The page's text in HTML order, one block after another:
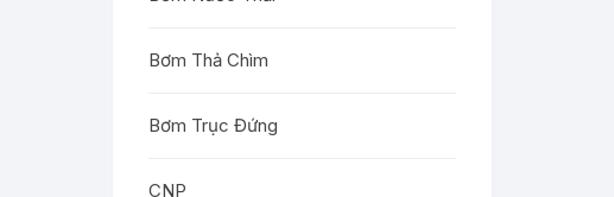
Bơm Thả Chìm
Bơm Trục Đứng
CNP